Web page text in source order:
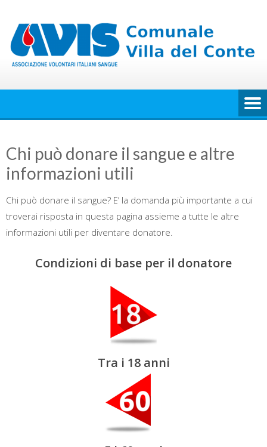
content
Chi può donare il sangue e altre
informazioni utili
Chi può donare il sangue? E’ la domanda più importante a cui
troverai risposta in questa pagina assieme a tutte le altre
informazioni utili per diventare donatore.
Condizioni di base per il donatore
Tra i 18 anni